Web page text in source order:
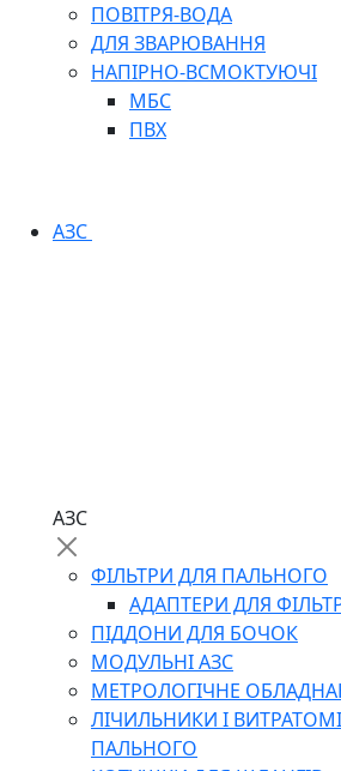
ПОВІТРЯ-ВОДА
ДЛЯ ЗВАРЮВАННЯ
НАПІРНО-ВСМОКТУЮЧІ
МБС
ПВХ
АЗС
АЗС
ФІЛЬТРИ ДЛЯ ПАЛЬНОГО
АДАПТЕРИ ДЛЯ
ПІДДОНИ ДЛЯ БОЧОК
МОДУЛЬНІ АЗС
МЕТРОЛОГІЧНЕ
ЛІЧИЛЬНИКИ І
ПАЛЬНОГО